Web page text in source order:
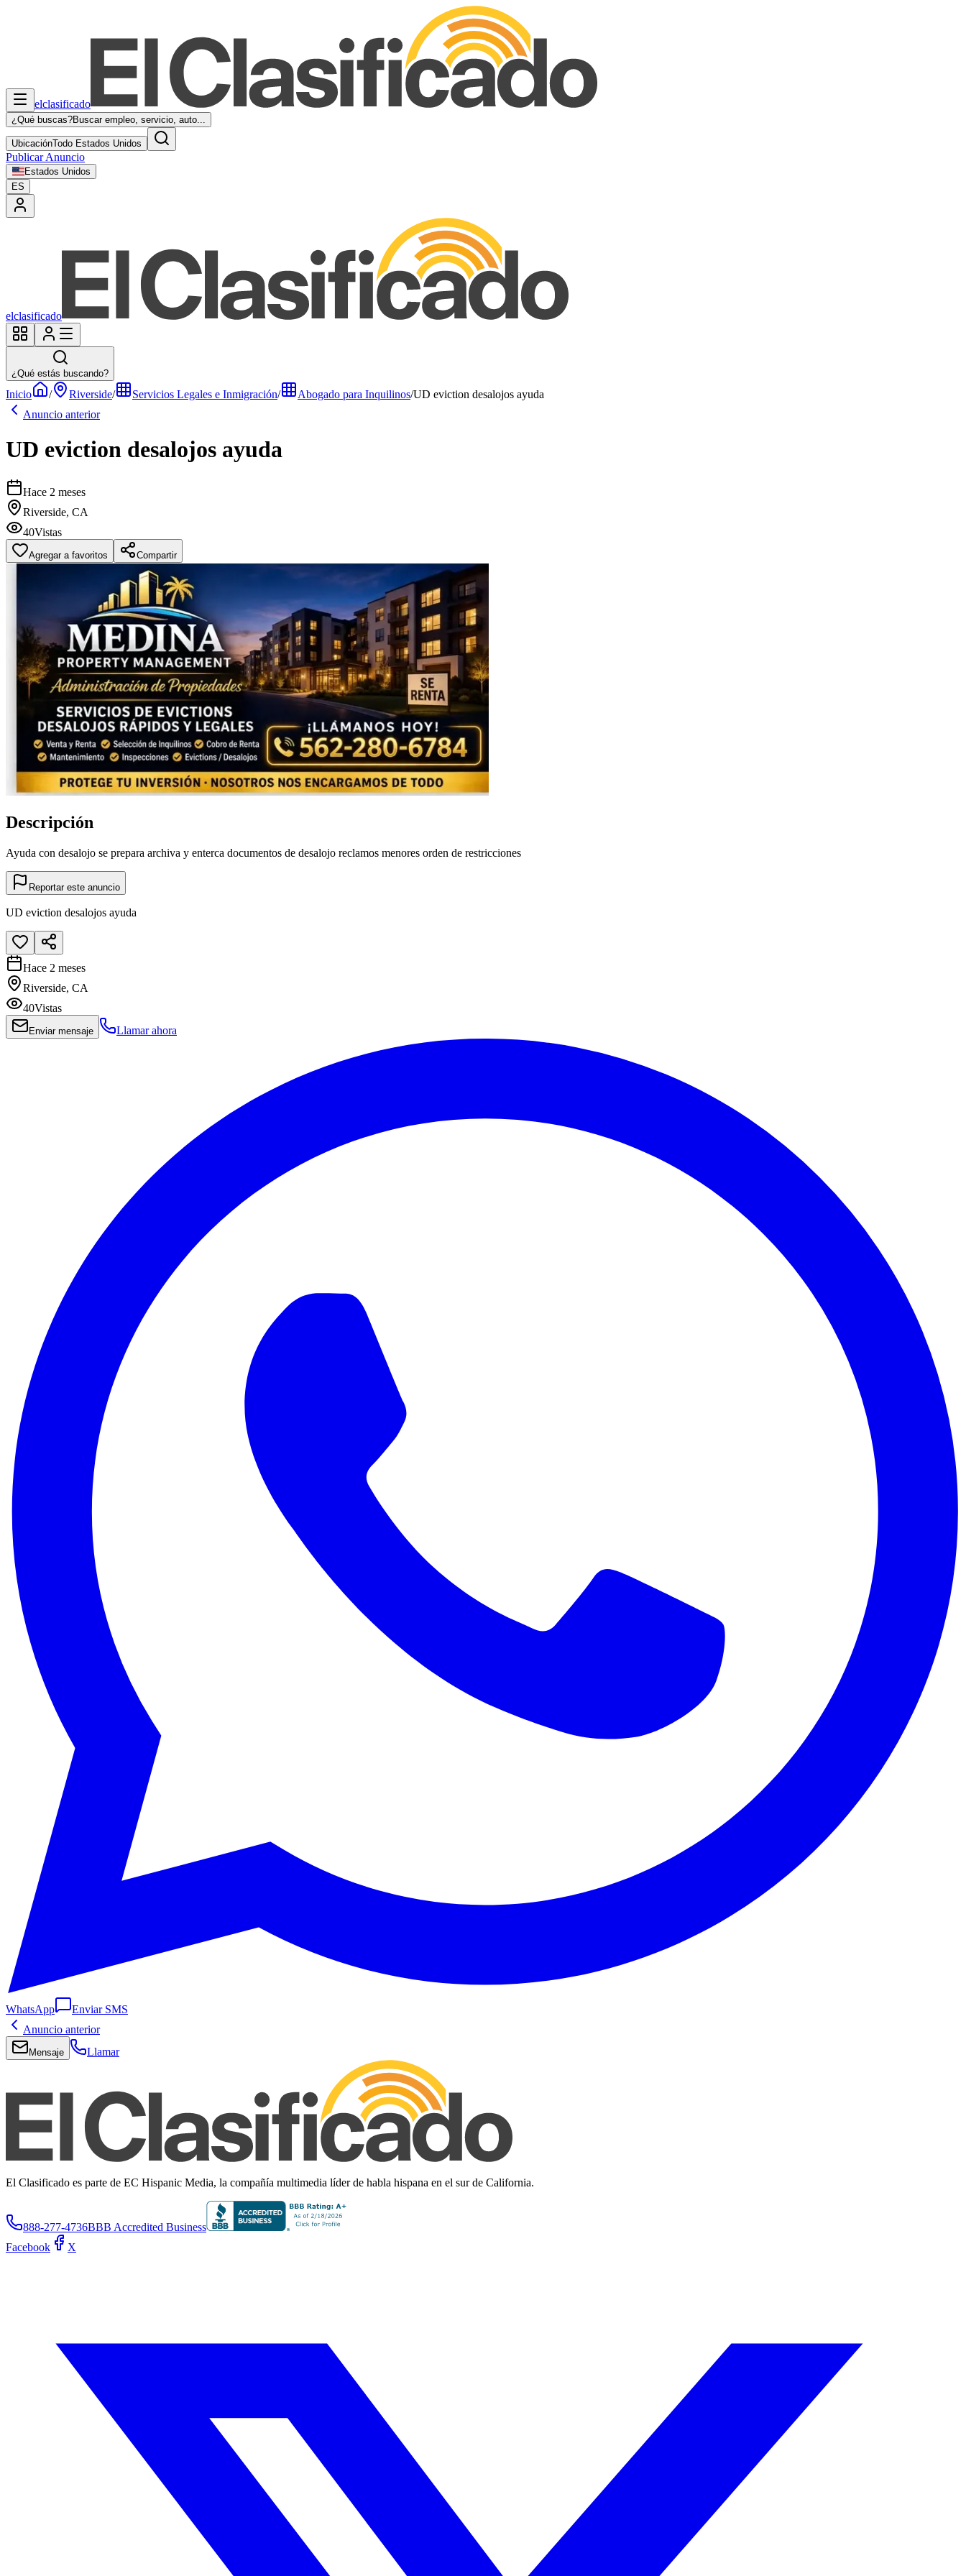
elclasificado
¿Qué buscas?Buscar empleo, servicio, auto...
UbicaciónTodo Estados Unidos
Publicar Anuncio
Estados Unidos
ES
elclasificado
¿Qué estás buscando?
Inicio / Riverside/ Servicios Legales e Inmigración/ Abogado para Inquilinos/UD eviction desalojos ayuda
Anuncio anterior
UD eviction desalojos ayuda
Hace 2 meses
Riverside, CA
40Vistas
Agregar a favoritos Compartir
Descripción
Ayuda con desalojo se prepara archiva y enterca documentos de desalojo reclamos menores orden de restricciones
Reportar este anuncio
UD eviction desalojos ayuda
Hace 2 meses
Riverside, CA
40Vistas
Enviar mensaje Llamar ahora
WhatsApp
Enviar SMS
Anuncio anterior
Mensaje Llamar
El Clasificado es parte de EC Hispanic Media, la compañía multimedia líder de habla hispana en el sur de California.
888-277-4736BBB Accredited Business
Facebook
X